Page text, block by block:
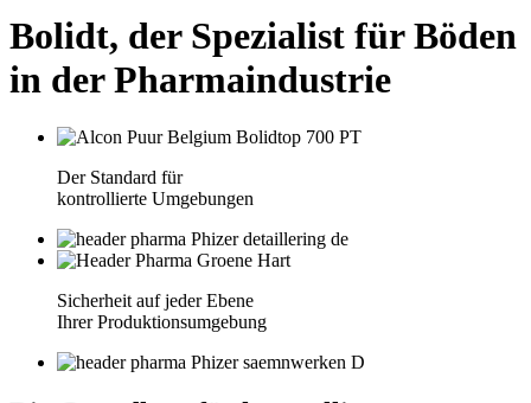
Bolidt, der Spezialist für Böden
in der Pharmaindustrie
Der Standard für
kontrollierte Umgebungen
Sicherheit auf jeder Ebene
Ihrer Produktionsumgebung